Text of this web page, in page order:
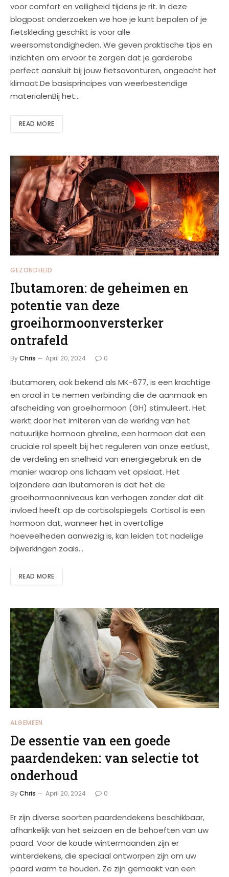
voor comfort en veiligheid tijdens je rit. In deze
blogpost onderzoeken we hoe je kunt bepalen of je
fietskleding geschikt is voor alle
weersomstandigheden. We geven praktische tips en
inzichten om ervoor te zorgen dat je garderobe
perfect aansluit bij jouw fietsavonturen, ongeacht het
klimaat.De basisprincipes van weerbestendige
materialenBij het…
READ MORE
GEZONDHEID
Ibutamoren: de geheimen en
potentie van deze
groeihormoonversterker
ontrafeld
ByChris April 20, 2024 0
Ibutamoren, ook bekend als MK-677, is een krachtige
en oraal in te nemen verbinding die de aanmaak en
afscheiding van groeihormoon (GH) stimuleert. Het
werkt door het imiteren van de werking van het
natuurlijke hormoon ghreline, een hormoon dat een
cruciale rol speelt bij het reguleren van onze eetlust,
de verdeling en snelheid van energiegebruik en de
manier waarop ons lichaam vet opslaat. Het
bijzondere aan Ibutamoren is dat het de
groeihormoonniveaus kan verhogen zonder dat dit
invloed heeft op de cortisolspiegels. Cortisol is een
hormoon dat, wanneer het in overtollige
hoeveelheden aanwezig is, kan leiden tot nadelige
bijwerkingen zoals…
READ MORE
ALGEMEEN
De essentie van een goede
paardendeken: van selectie tot
onderhoud
ByChris April 20, 2024 0
Er zijn diverse soorten paardendekens beschikbaar,
afhankelijk van het seizoen en de behoeften van uw
paard. Voor de koude wintermaanden zijn er
winterdekens, die speciaal ontworpen zijn om uw
paard warm te houden. Ze zijn gemaakt van een